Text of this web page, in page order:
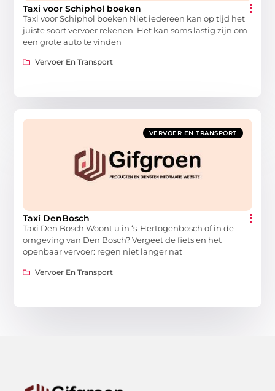
Taxi voor Schiphol boeken
Taxi voor Schiphol boeken Niet iedereen kan op tijd het
juiste soort vervoer rekenen. Het kan soms lastig zijn om
een grote auto te vinden
Vervoer En Transport
VERVOER EN TRANSPORT
Taxi DenBosch
Taxi Den Bosch Woont u in ‘s-Hertogenbosch of in de
omgeving van Den Bosch? Vergeet de fiets en het
openbaar vervoer: regen niet langer nat
Vervoer En Transport